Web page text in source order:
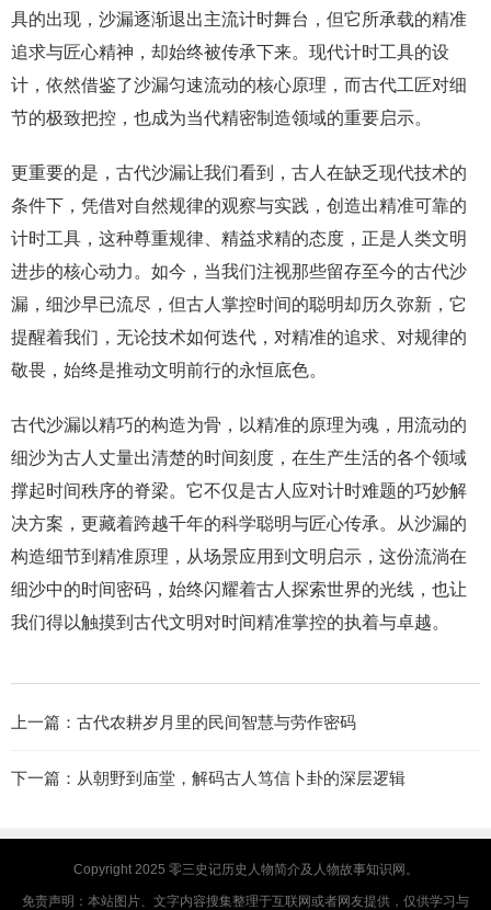
具的出现，沙漏逐渐退出主流计时舞台，但它所承载的精准
追求与匠心精神，却始终被传承下来。现代计时工具的设
计，依然借鉴了沙漏匀速流动的核心原理，而古代工匠对细
节的极致把控，也成为当代精密制造领域的重要启示。
更重要的是，古代沙漏让我们看到，古人在缺乏现代技术的
条件下，凭借对自然规律的观察与实践，创造出精准可靠的
计时工具，这种尊重规律、精益求精的态度，正是人类文明
进步的核心动力。如今，当我们注视那些留存至今的古代沙
漏，细沙早已流尽，但古人掌控时间的聪明却历久弥新，它
提醒着我们，无论技术如何迭代，对精准的追求、对规律的
敬畏，始终是推动文明前行的永恒底色。
古代沙漏以精巧的构造为骨，以精准的原理为魂，用流动的
细沙为古人丈量出清楚的时间刻度，在生产生活的各个领域
撑起时间秩序的脊梁。它不仅是古人应对计时难题的巧妙解
决方案，更藏着跨越千年的科学聪明与匠心传承。从沙漏的
构造细节到精准原理，从场景应用到文明启示，这份流淌在
细沙中的时间密码，始终闪耀着古人探索世界的光线，也让
我们得以触摸到古代文明对时间精准掌控的执着与卓越。
上一篇： 古代农耕岁月里的民间智慧与劳作密码
下一篇： 从朝野到庙堂，解码古人笃信卜卦的深层逻辑
Copyright 2025 零三史记历史人物简介及人物故事知识网。
免责声明：本站图片、文字内容搜集整理于互联网或者网友提供，仅供学习与